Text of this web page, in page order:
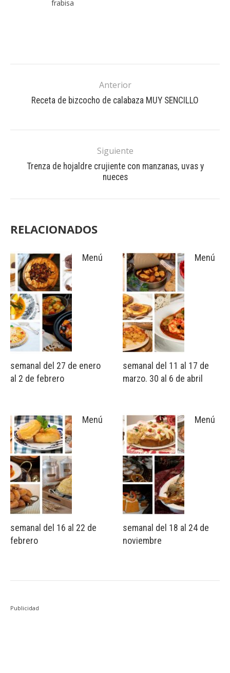
frabisa
Anterior
Receta de bizcocho de calabaza MUY SENCILLO
Siguiente
Trenza de hojaldre crujiente con manzanas, uvas y
nueces
RELACIONADOS
Menú
semanal del 27 de enero
al 2 de febrero
Menú
semanal del 16 al 22 de
febrero
Menú
semanal del 11 al 17 de
marzo. 30 al 6 de abril
Menú
semanal del 18 al 24 de
noviembre
Publicidad